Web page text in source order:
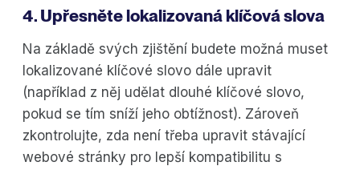
4. Upřesněte lokalizovaná klíčová slova
Na základě svých zjištění budete možná muset
lokalizované klíčové slovo dále upravit
(například z něj udělat dlouhé klíčové slovo,
pokud se tím sníží jeho obtížnost). Zároveň
zkontrolujte, zda není třeba upravit stávající
webové stránky pro lepší kompatibilitu s